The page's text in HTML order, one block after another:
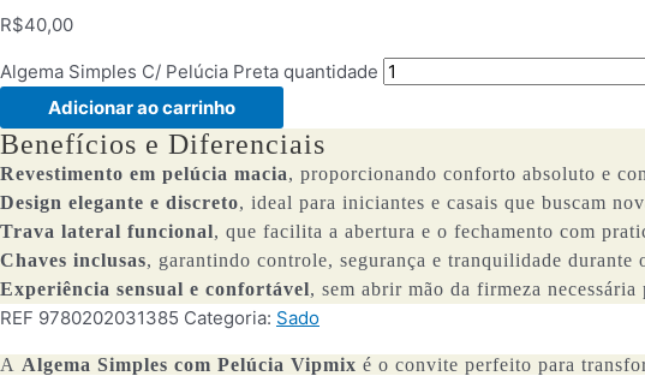
R$40,00
Algema Simples C/ Pelúcia Preta quantidade
Adicionar ao carrinho
Benefícios e Diferenciais
Revestimento em pelúcia macia, proporcionando conforto absoluto e
Design elegante e discreto, ideal para iniciantes e casais que buscam
Trava lateral funcional, que facilita a abertura e o fechamento com
Chaves inclusas, garantindo controle, segurança e tranquilidade durante
Experiência sensual e confortável, sem abrir mão da firmeza necessária
REF 9780202031385 Categoria: Sado
A Algema Simples com Pelúcia Vipmix é o convite perfeito para